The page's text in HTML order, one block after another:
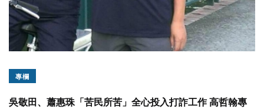
專欄
吳敬田、蕭惠珠「苦民所苦」全心投入打詐工作 高哲翰專